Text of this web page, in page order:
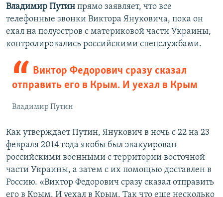
Владимир Путин прямо заявляет, что все
телефонные звонки Виктора Януковича, пока он
ехал на полуостров с материковой части Украины,
контролировались российскими спецслужбами.
Виктор Федорович сразу сказал
отправить его в Крым. И уехал в Крым
Владимир Путин
Как утверждает Путин, Янукович в ночь с 22 на 23
февраля 2014 года якобы был эвакуирован
российскими военными с территории восточной
части Украины, а затем с их помощью доставлен в
Россию. «Виктор Федорович сразу сказал отправить
его в Крым. И уехал в Крым. Так что еще несколько